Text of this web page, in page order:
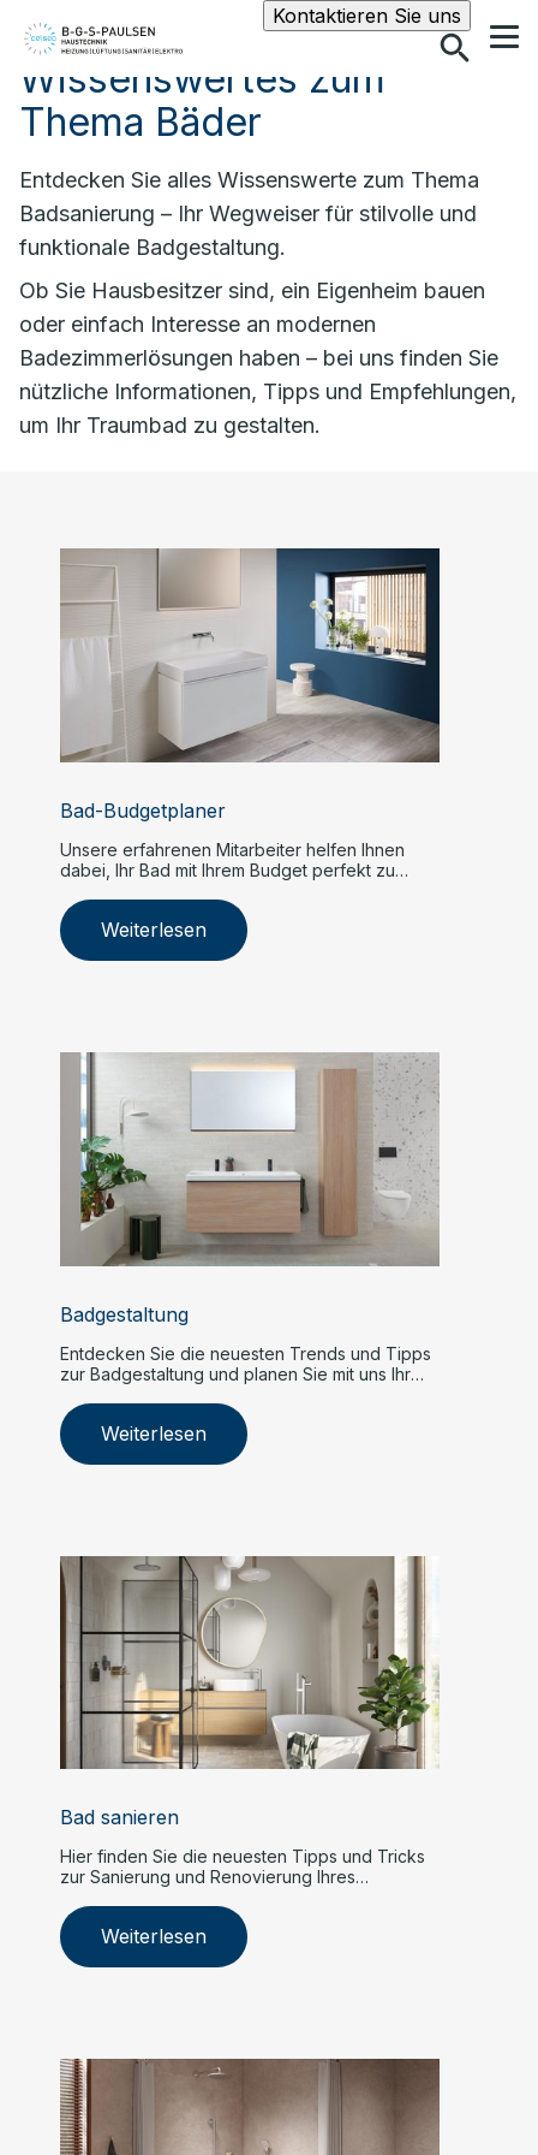
Kontaktieren Sie unsSuche
Wissenswertes zum
Thema Bäder
Entdecken Sie alles Wissenswerte zum Thema
Badsanierung – Ihr Wegweiser für stilvolle und
funktionale Badgestaltung.
Ob Sie Hausbesitzer sind, ein Eigenheim bauen
oder einfach Interesse an modernen
Badezimmerlösungen haben – bei uns finden Sie
nützliche Informationen, Tipps und Empfehlungen,
um Ihr Traumbad zu gestalten.
Bad-Budgetplaner
Unsere erfahrenen Mitarbeiter helfen Ihnen
dabei, Ihr Bad mit Ihrem Budget perfekt zu
Weiterlesen
Badgestaltung
Entdecken Sie die neuesten Trends und Tipps
zur Badgestaltung und planen Sie mit uns Ihr
Weiterlesen
Bad sanieren
Hier finden Sie die neuesten Tipps und Tricks
zur Sanierung und Renovierung Ihres
Weiterlesen